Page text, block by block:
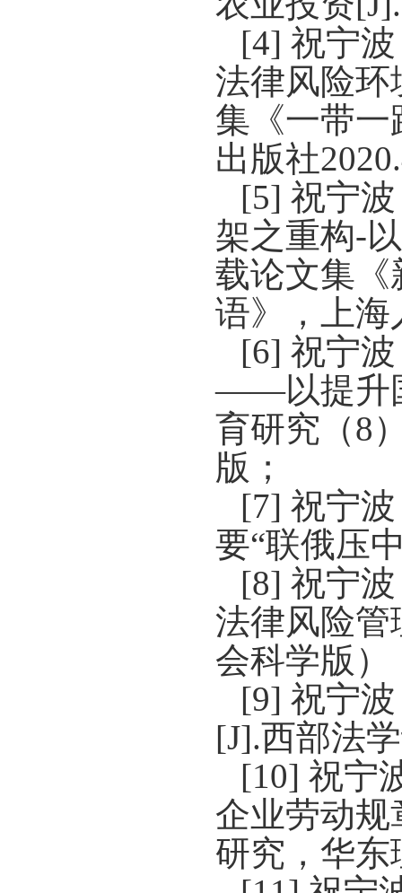
[4] 祝宁
法律风险环
集《一带
出版社
[5] 祝宁
架之重构-
载论文集《
语》，上海
[6] 祝宁
——以提升
育研究（8
版；
[7] 祝宁
要“联俄压
[8] 祝宁
法律风险管
会科学版）
[9] 祝宁
[J].西部法
[10] 祝宁
企业劳动规
研究，华东